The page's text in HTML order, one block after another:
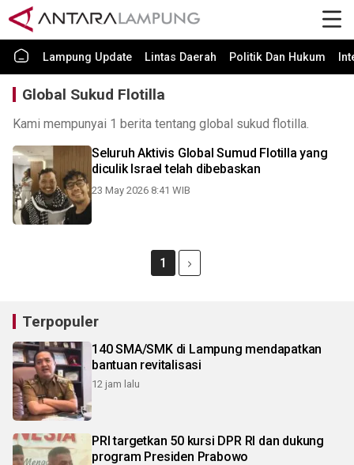
Lampung Update Lintas Daerah Politik Dan Hukum
Global Sukud Flotilla
Kami mempunyai 1 berita tentang global sukud flotilla.
Seluruh Aktivis Global Sumud Flotilla yang
diculik Israel telah dibebaskan
23 May 2026 8:41 WIB
1
Terpopuler
140 SMA/SMK di Lampung mendapatkan
bantuan revitalisasi
12 jam lalu
PRI targetkan 50 kursi DPR RI dan dukung
program Presiden Prabowo